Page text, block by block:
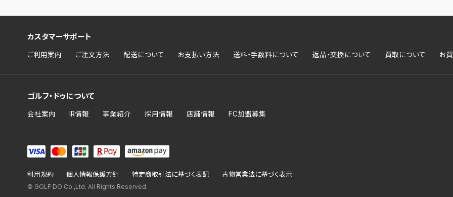
カスタマーサポート
ご利用案内 ご注文方法 配送について お支払い方法 送料・手数料について 返品・交換について 買取について お
ゴルフ・ドゥについて
会社案内 IR情報 事業紹介 採用情報 店舗情報 FC加盟募集
利用規約 個人情報保護方針 特定商取引法に基づく表記
古物営業法に基づく表示
© GOLF DO Co.,Ltd. All Rights Reserved.